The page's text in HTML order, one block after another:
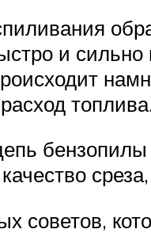
и сильно
бензопилы
советов,